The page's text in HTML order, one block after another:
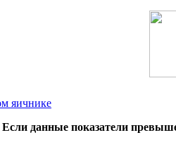
яичнике
Если данные показатели